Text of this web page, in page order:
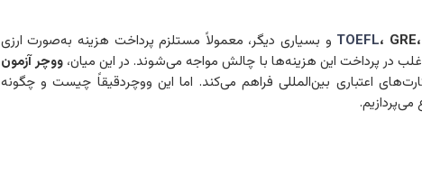
TOEFL، GRE،
و بسیاری دیگر، معمولاً مستلزم پرداخت هزینه به‌صورت ارزی
در پرداخت این هزینه‌ها با چالش مواجه می‌شوند. در این میان،ووچر آزمون
اعتباری بین‌المللی فراهم می‌کند. اما این ووچردقیقاً چیست و چگونه